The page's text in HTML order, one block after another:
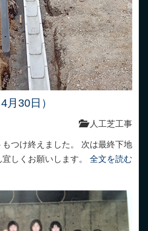
月30日）
人工芝工事
つけ終えました。 次は最終下地
しくお願いします。 全文を読む